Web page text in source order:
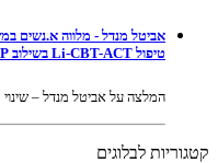
אביטל מנדל - מלווה א.נשים
טיפול Li-CBT-ACT בשילוב NLP ברמת גן ובאונליין
המלצה על אביטל מנדל –
קטגוריות לבלוגים